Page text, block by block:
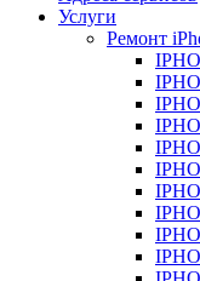
Услуги
Ремонт